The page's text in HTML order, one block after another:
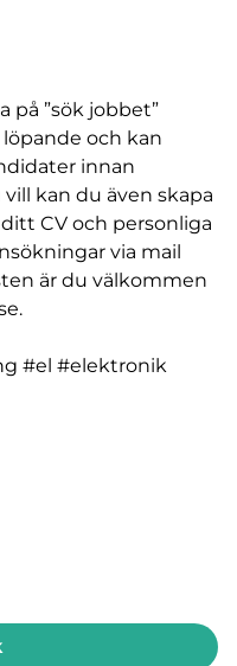
på ”sök jobbet”
och kan
innan
kan du även skapa
CV och personliga
via mail
är du välkommen
.
#el #elektronik